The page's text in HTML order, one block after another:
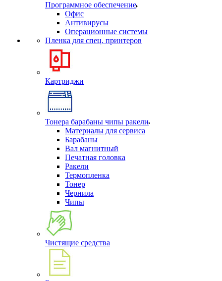
Программное обеспечение
Офис
Антивирусы
Операционные системы
Пленка для спец. принтеров
Картриджи
Тонера барабаны чипы ракели
Материалы для сервиса
Барабаны
Вал магнитный
Печатная головка
Ракели
Термопленка
Тонер
Чернила
Чипы
Чистящие средства